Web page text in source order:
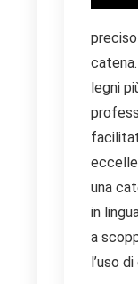
legni
una
in
a
l’uso